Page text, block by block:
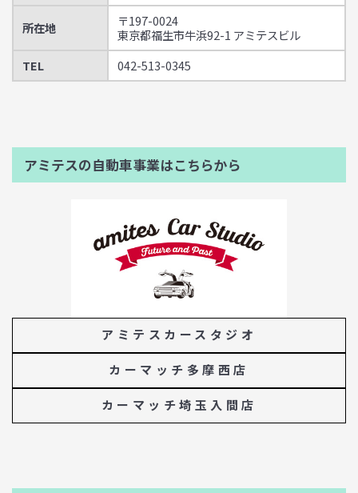
所在地
〒197-0024
東京都福生市牛浜92-1 アミテスビル
TEL
042-513-0345
アミテスの自動車事業はこちらから
アミテスカースタジオ
カーマッチ多摩西店
カーマッチ埼玉入間店